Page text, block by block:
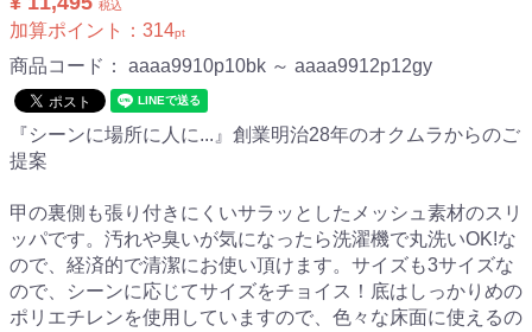
税込
加算ポイント： 314pt
商品コード： aaaa9910p10bk ～ aaaa9912p12gy
『シーンに場所に人に...』創業明治28年のオクムラからのご
提案
甲の裏側も張り付きにくいサラッとしたメッシュ素材のスリ
ッパです。汚れや臭いが気になったら洗濯機で丸洗いOK!な
ので、経済的で清潔にお使い頂けます。サイズも3サイズな
ので、シーンに応じてサイズをチョイス！底はしっかりめの
ポリエチレンを使用していますので、色々な床面に使えるの